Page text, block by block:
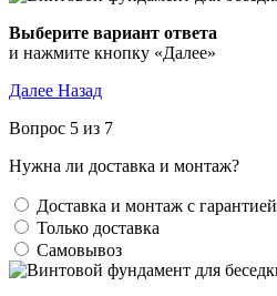
Выберите вариант ответа
и нажмите кнопку «Далее»
Далее Назад
Вопрос 5 из 7
Нужна ли доставка и монтаж?
Доставка и монтаж с гарантией
Только доставка
Самовывоз